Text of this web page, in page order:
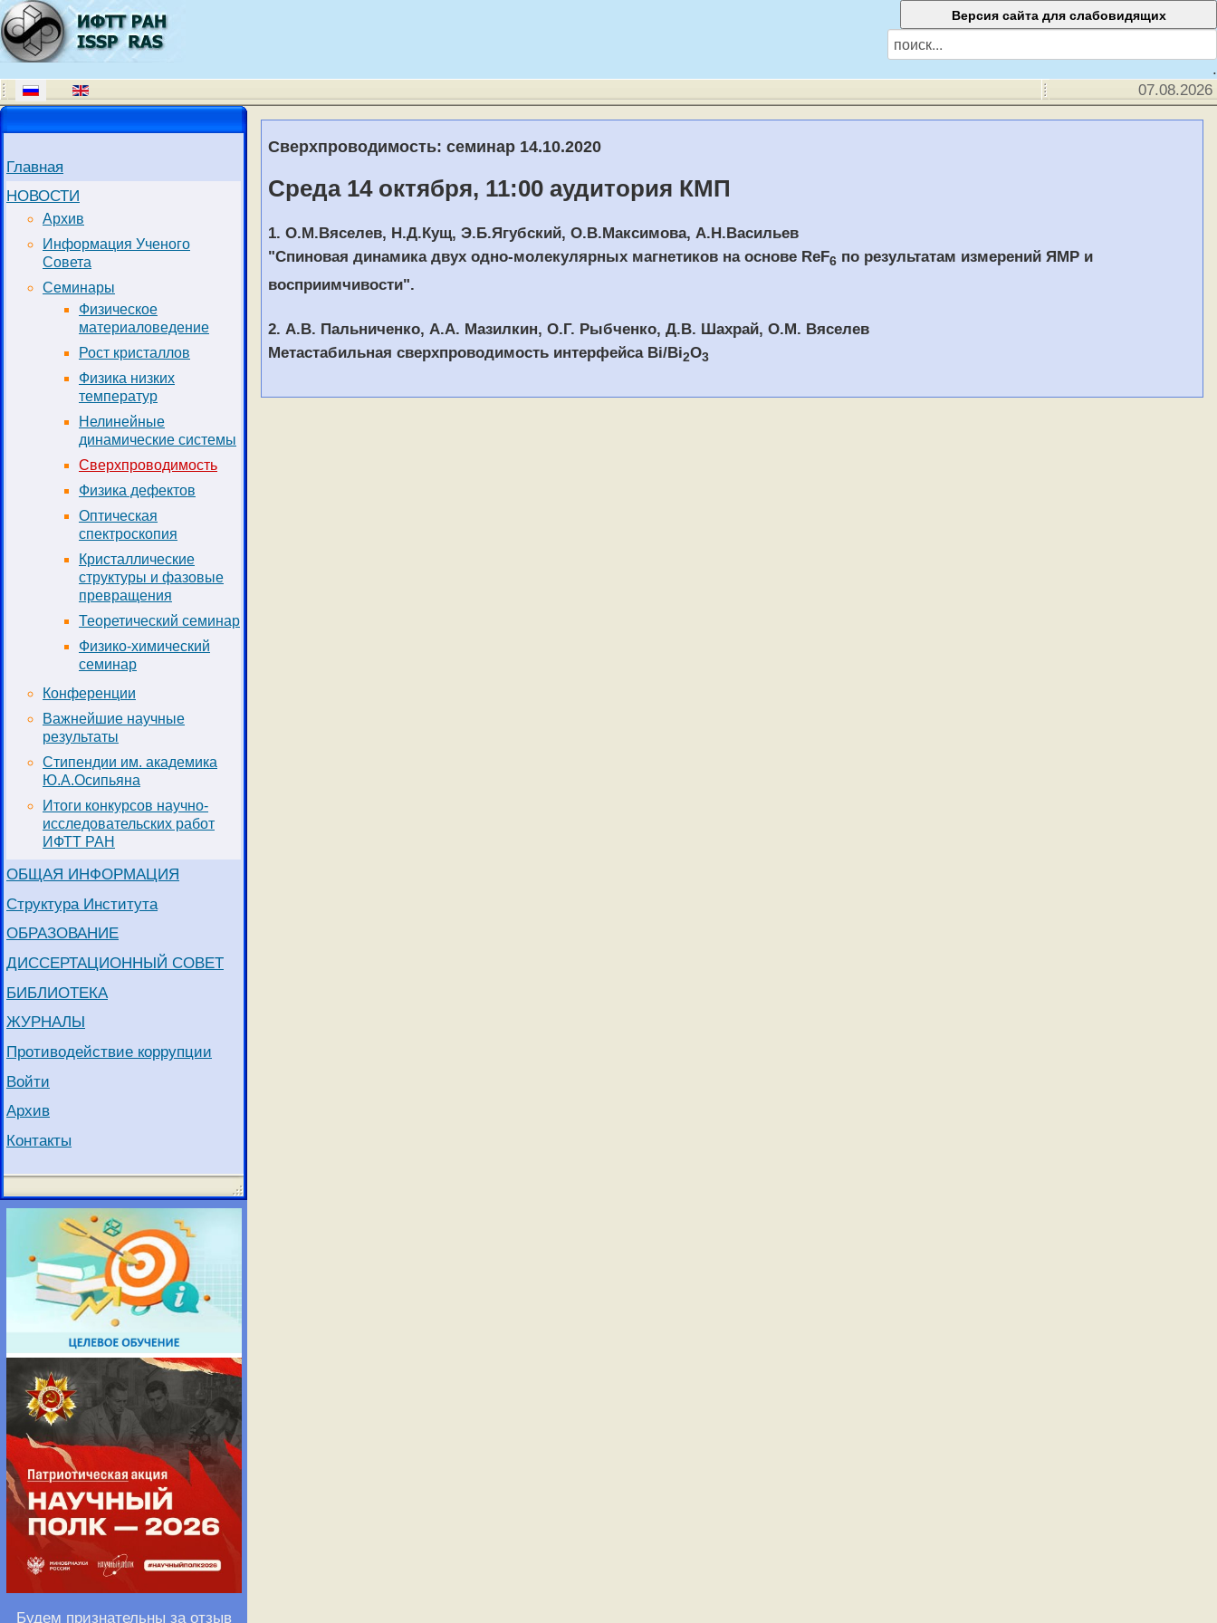
.
07.08.2026
Главная
НОВОСТИ
Архив
Информация Ученого
Совета
Семинары
Физическое
материаловедение
Рост кристаллов
Физика низких
температур
Нелинейные
динамические системы
Сверхпроводимость
Физика дефектов
Оптическая
спектроскопия
Кристаллические
структуры и фазовые
превращения
Теоретический семинар
Физико-химический
семинар
Конференции
Важнейшие научные
результаты
Стипендии им. академика
Ю.А.Осипьяна
Итоги конкурсов научно-
исследовательских работ
ИФТТ РАН
ОБЩАЯ ИНФОРМАЦИЯ
Структура Института
ОБРАЗОВАНИЕ
ДИССЕРТАЦИОННЫЙ СОВЕТ
БИБЛИОТЕКА
ЖУРНАЛЫ
Противодействие коррупции
Войти
Архив
Контакты
Будем признательны за отзыв
Сверхпроводимость: семинар 14.10.2020
Среда 14 октября, 11:00 аудитория КМП
1. О.М.Вяселев, Н.Д.Кущ, Э.Б.Ягубский, О.В.Максимова, А.Н.Васильев
"Спиновая динамика двух одно-молекулярных магнетиков на основе ReF6 по результатам измерений ЯМР и
восприимчивости".
2. А.В. Пальниченко, А.А. Мазилкин, О.Г. Рыбченко, Д.В. Шахрай, O.M. Вяселев
Метастабильная сверхпроводимость интерфейса Bi/Bi2O3